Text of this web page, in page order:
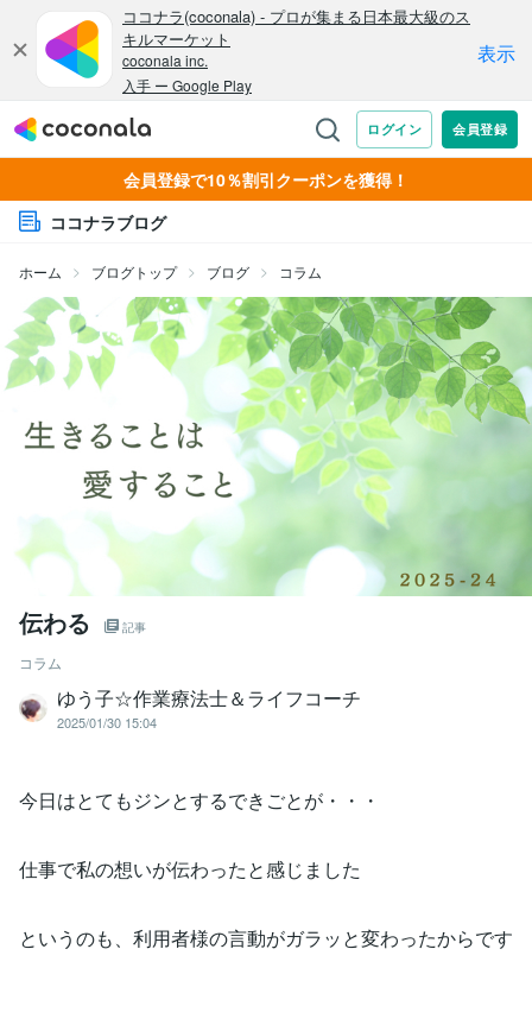
会員登録で10％割引クーポンを獲得！
ココナラブログ
ホーム ブログトップ ブログ コラム
伝わる 記事
コラム
ゆう子☆作業療法士＆ライフコーチ
2025/01/30 15:04
今日はとてもジンとするできごとが・・・
仕事で私の想いが伝わったと感じました
というのも、利用者様の言動がガラッと変わったからです